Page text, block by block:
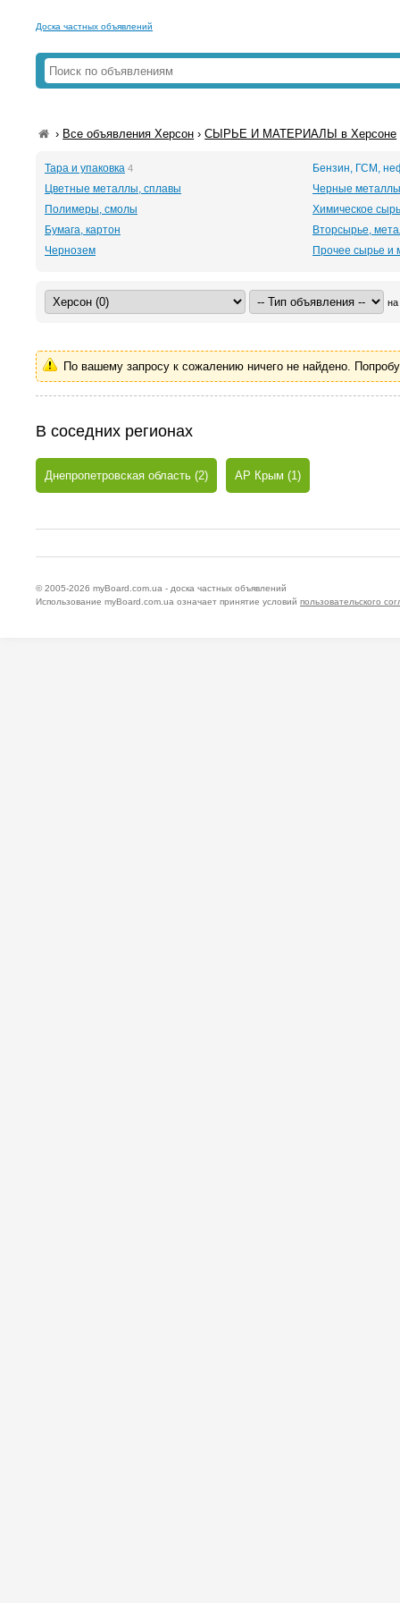
Доска частных объявлений
› Все объявления Херсон ›СЫРЬЕ И МАТЕРИАЛЫ в Херсоне
Тара и упаковка 4
Бензин, ГСМ,
Цветные металлы, сплавы
Черные
Полимеры, смолы
Химическое
Бумага, картон
Вторсырье,
Чернозем
Прочее сырье и
на
По вашему запросу к сожалению ничего не найдено.
В соседних регионах
Днепропетровская область (2) АР Крым (1)
© 2005-2026 myBoard.com.ua - доска частных объявлений
Использование myBoard.com.ua означает принятие условий пользовательского